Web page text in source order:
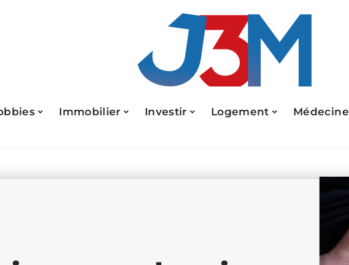
Immobilier Investir Logement Médecine